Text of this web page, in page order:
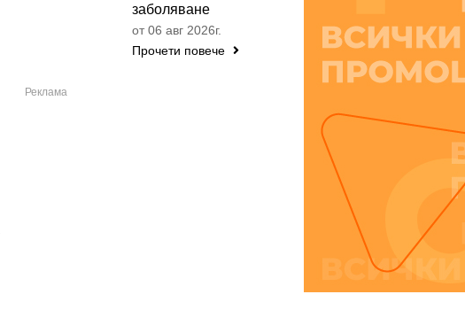
заболяване
от 06 авг 2026г.
Прочети повече